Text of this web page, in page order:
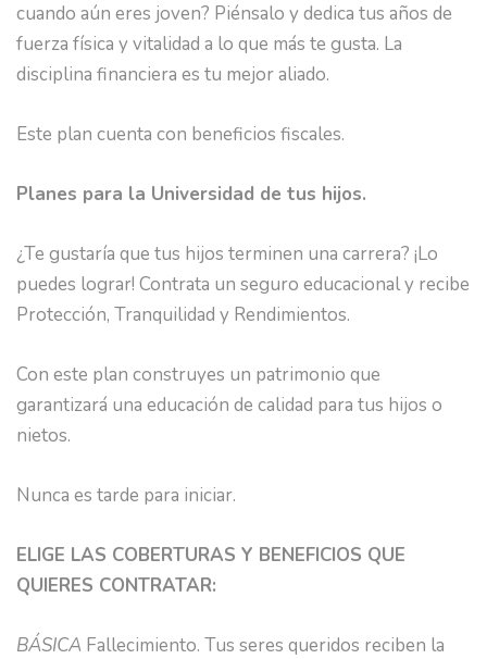
cuando aún eres joven? Piénsalo y dedica tus años de
fuerza física y vitalidad a lo que más te gusta. La
disciplina financiera es tu mejor aliado.
Este plan cuenta con beneficios fiscales.
Planes para la Universidad de tus hijos.
¿Te gustaría que tus hijos terminen una carrera? ¡Lo
puedes lograr! Contrata un seguro educacional y recibe
Protección, Tranquilidad y Rendimientos.
Con este plan construyes un patrimonio que
garantizará una educación de calidad para tus hijos o
nietos.
Nunca es tarde para iniciar.
ELIGE LAS COBERTURAS Y BENEFICIOS QUE
QUIERES CONTRATAR:
BÁSICA Fallecimiento. Tus seres queridos reciben la